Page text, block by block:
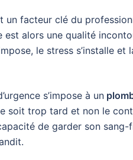
un facteur clé du
est alors une qualité
le stress s’installe
s’impose à un
soit trop tard et non le
de garder son